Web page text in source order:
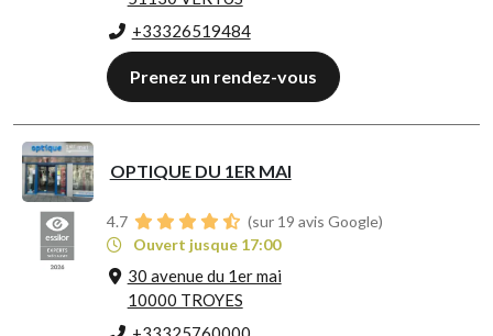
+33326519484
Prenez un rendez-vous
OPTIQUE DU 1ER MAI
4.7
(sur 19 avis Google)
Ouvert jusque 17:00
30 avenue du 1er mai
10000 TROYES